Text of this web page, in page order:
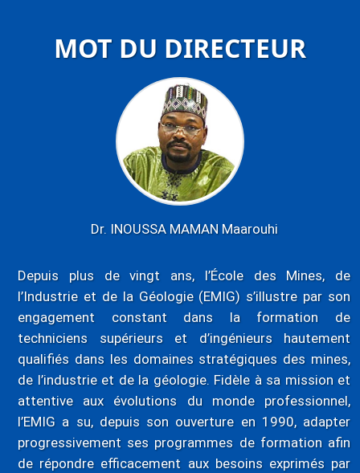
MOT DU DIRECTEUR
Depuis plus de vingt ans, l’École des Mines, de
l’Industrie et de la Géologie (EMIG) s’illustre par son
engagement constant dans la formation de
techniciens supérieurs et d’ingénieurs hautement
qualifiés dans les domaines stratégiques des mines,
de l’industrie et de la géologie. Fidèle à sa mission et
attentive aux évolutions du monde professionnel,
l’EMIG a su, depuis son ouverture en 1990, adapter
progressivement ses programmes de formation afin
de répondre efficacement aux besoins exprimés par
Dr. INOUSSA MAMAN Maarouhi